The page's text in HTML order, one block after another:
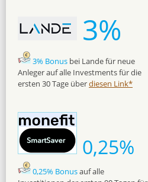
3%
3% Bonus bei Lande für neue
Anleger auf alle Investments für die
ersten 30 Tage überdiesen Link*
0,25%
0,25% Bonusauf alle